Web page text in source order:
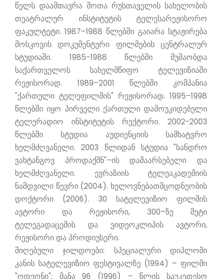
წელს დაამთავრა შოთა რუსთაველის სახელობის
თეატრალურ ინსტიტუტის ტელესარეჟისორო
ფაკულტეტი. 1987–1988 წლებში გაიარა სტაჟირება
მოსკოვის დოკუმენტური ფილმების ცენტრალურ
სტუდიაში. 1985-1988 წლებში მუშაობდა
საქართველოს სახელმწიფო ტელევიზიაში
რეჟისორად. 1989–2001 წლებში კომპანია
"ქართული ტელეფილმის" რეჟისორად. 1995–1998
წლებში იყო პირველი ქართული დამოუკიდებელი
ტელერადიო ინსტიტუტის რექტორი. 2002-2003
წლებში სტუდია აუდიენციის სამხატვრო
ხელმძღვანელი. 2003 წლიდან სტუდია "სანდრო
ვახტანგოვ პროდაქშნ"–ის დამაარსებელი და
ხელმძღვანელი. ევრაზიის ტელეაკადემიის
ნამდვილი წევრი (2004). ხელოვნებათმცოდნეობის
დოქტორი (2006). 30 სატელევიზიო ფილმის
ავტორი და რეჟისორი, 300–ზე მეტი
ტელეგადაცემის და ვიდეოკლიპის ავტორი,
რეჟისორი და პროდიუსერი.
მიღებული ჯილდოები: სპეციალური დიპლომი
კანის სატელევიზიო ფესტივალზე (1994) – ფილმი
"ოდეონი"; მანა 96 (1996) – წლის საუკეთესო